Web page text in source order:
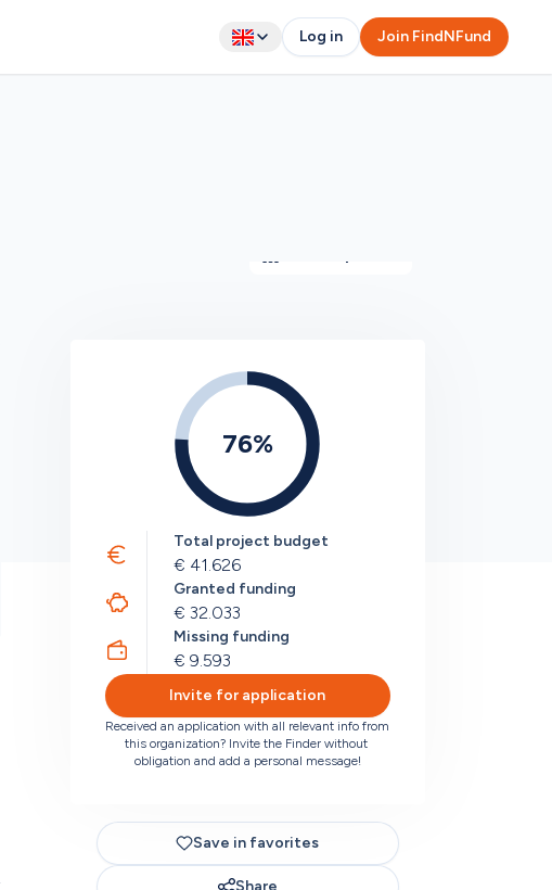
Log in Join FindNFund
76%
Total project budget
€ 41.626
Granted funding
€ 32.033
Missing funding
€ 9.593
Invite for application
Received an application with all relevant info from
this organization? Invite the Finder without
obligation and add a personal message!
Save in favorites
Share